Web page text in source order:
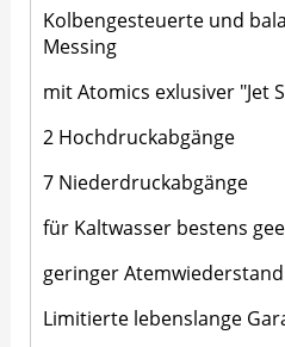
Kolbengesteuerte und
Messing
mit Atomics exlusiver "Jet
2 Hochdruckabgänge
7 Niederdruckabgänge
für Kaltwasser bestens
geringer
Limitierte lebenslange